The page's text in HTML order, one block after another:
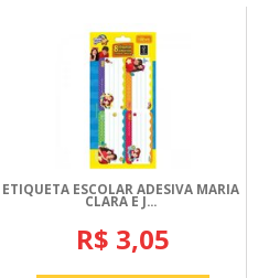
ETIQUETA ESCOLAR ADESIVA MARIA
CLARA E J...
R$ 3,05